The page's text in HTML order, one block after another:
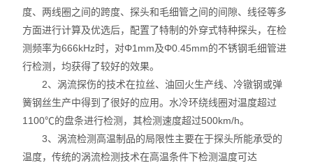
度、两线圈之间的跨度、探头和毛细管之间的间隙、线径等多
方面进行计算及优选后，配置了特制的外穿式特种探头，在检
测频率为666kHz时，对Φ1mm及Φ0.45mm的不锈钢毛细管进
行检测，均获得了较好的效果。
2、涡流探伤的技术在拉丝、油回火生产线、冷镦钢或弹
簧钢丝生产中得到了很好的应用。水冷环绕线圈对温度超过
1100℃的盘条进行检测，其检测速度超过500km/h。
3、涡流检测高温制品的局限性主要在于探头所能承受的
温度，传统的涡流检测技术在高温条件下检测温度可达